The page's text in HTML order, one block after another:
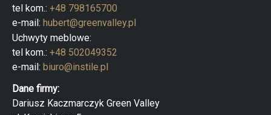
tel kom.: +48 798165700
e-mail: hubert@greenvalley.pl
Uchwyty meblowe:
tel kom.: +48 502049352
e-mail: biuro@instile.pl
Dane firmy:
Dariusz Kaczmarczyk Green Valley